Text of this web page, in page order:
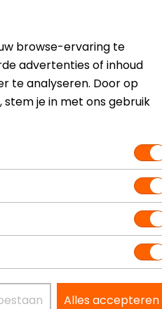
browse-ervaring te
advertenties of inhoud
te analyseren. Door op
stem je in met ons gebruik
Alles accepteren